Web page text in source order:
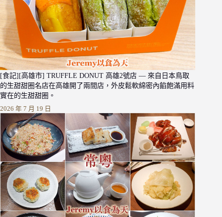
[食記][高雄市] TRUFFLE DONUT 高雄2號店 — 來自日本鳥取
的生甜甜圈名店在高雄開了兩間店，外皮鬆軟綿密內餡飽滿用料
實在的生甜甜圈。
2026 年 7 月 19 日